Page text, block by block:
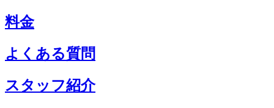
料金
よくある質問
スタッフ紹介